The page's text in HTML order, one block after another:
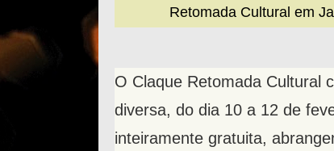
Retomada Cultural em
O Claque Retomada Cultural
diversa, do dia 10 a 12 de
inteiramente gratuita,